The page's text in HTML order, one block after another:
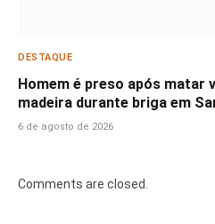
DESTAQUE
Homem é preso após matar
madeira durante briga em
6 de agosto de 2026
Comments are closed.